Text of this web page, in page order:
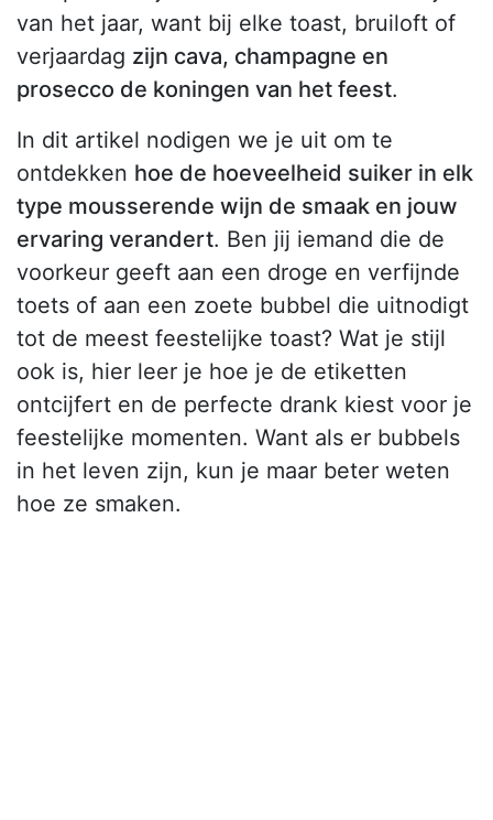
van het jaar, want bij elke toast, bruiloft of
verjaardag zijn cava, champagne en
prosecco de koningen van het feest.
In dit artikel nodigen we je uit om te
ontdekken hoe de hoeveelheid suiker in elk
type mousserende wijn de smaak en jouw
ervaring verandert. Ben jij iemand die de
voorkeur geeft aan een droge en verfijnde
toets of aan een zoete bubbel die uitnodigt
tot de meest feestelijke toast? Wat je stijl
ook is, hier leer je hoe je de etiketten
ontcijfert en de perfecte drank kiest voor je
feestelijke momenten. Want als er bubbels
in het leven zijn, kun je maar beter weten
hoe ze smaken.